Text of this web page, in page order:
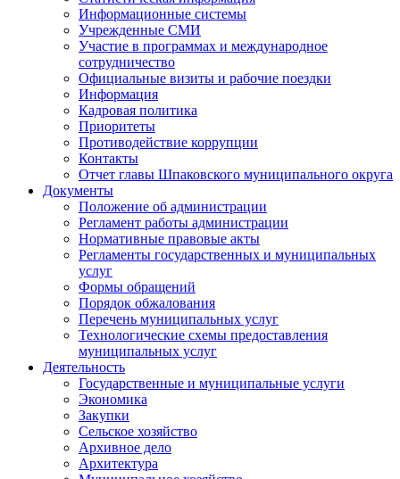
Информационные системы
Учрежденные СМИ
Участие в программах и международное
сотрудничество
Официальные визиты и рабочие поездки
Информация
Кадровая политика
Приоритеты
Противодействие коррупции
Контакты
Отчет главы Шпаковского муниципального округа
Документы
Положение об администрации
Регламент работы администрации
Нормативные правовые акты
Регламенты государственных и муниципальных
услуг
Формы обращений
Порядок обжалования
Перечень муниципальных услуг
Технологические схемы предоставления
муниципальных услуг
Деятельность
Государственные и муниципальные услуги
Экономика
Закупки
Сельское хозяйство
Архивное дело
Архитектура